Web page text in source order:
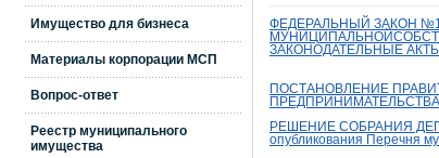
Имущество для бизнеса
Материалы корпорации МСП
Вопрос-ответ
Реестр муниципального
имущества
ФЕДЕРАЛЬНЫЙ ЗАКОН
ЗАКОНОДАТЕЛЬНЫЕ
ПОСТАНОВЛЕНИЕ
РЕШЕНИЕ СОБРАНИЯ
опубликования Перечня